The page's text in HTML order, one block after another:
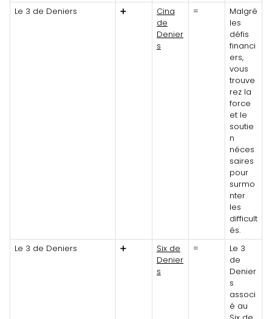
Le 3 de Deniers
➕
Cinq
de
Denier
s
=
Malgré
les
défis
financi
ers,
vous
trouve
rez la
force
et le
soutie
n
néces
saires
pour
surmo
nter
les
difficult
és.
Le 3 de Deniers
➕
Six de
Denier
s
=
Le 3
de
Denier
s
associ
é au